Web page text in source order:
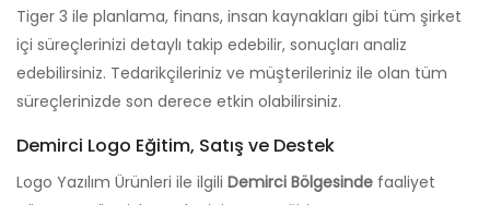
Tiger 3 ile planlama, finans, insan kaynakları gibi tüm şirket
içi süreçlerinizi detaylı takip edebilir, sonuçları analiz
edebilirsiniz. Tedarikçileriniz ve müşterileriniz ile olan tüm
süreçlerinizde son derece etkin olabilirsiniz.
Demirci Logo Eğitim, Satış ve Destek
Logo Yazılım Ürünleri ile ilgili Demirci Bölgesinde faaliyet